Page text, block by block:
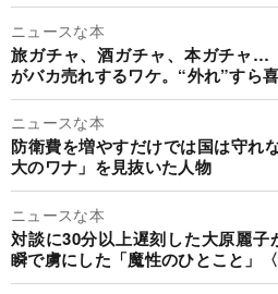
ニュースな本
旅ガチャ、酒ガチャ、本ガチャ…
がバカ売れするワケ。“外れ”すら
ニュースな本
防衛費を増やすだけでは国は守れ
大のワナ」を見抜いた人物
ニュースな本
対談に30分以上遅刻した大原麗
瞬で虜にした「魔性のひとこと」〈